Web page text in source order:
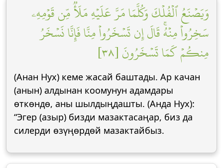
وَيَصۡنَعُ ٱلۡفُلۡكَ وَكُلَّمَا مَرَّ عَلَيۡهِ مَلَأٞ مِّن قَوۡمِهِۦ
سَخِرُواْ مِنۡهُۚ قَالَ إِن تَسۡخَرُواْ مِنَّا فَإِنَّا نَسۡخَرُ
مِنكُمۡ كَمَا تَسۡخَرُونَ [٣٨]
(Анан Нух) кеме жасай баштады. Ар качан
(анын) алдынан коомунун адамдары
өткөндө, аны шылдыңдашты. (Анда Нух):
“Эгер (азыр) бизди мазактасаңар, биз да
силерди өзүңөрдөй мазактайбыз.